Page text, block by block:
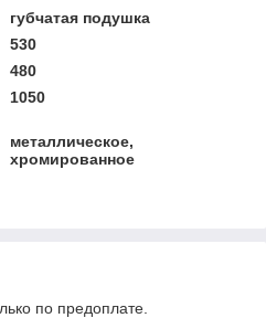
губчатая подушка
530
480
1050
металлическое,
хромированное
по предоплате.